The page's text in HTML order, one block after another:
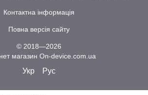
Контактна інформація
Повна версія сайту
© 2018—2026
магазин On-device.com.ua
Укр Рус